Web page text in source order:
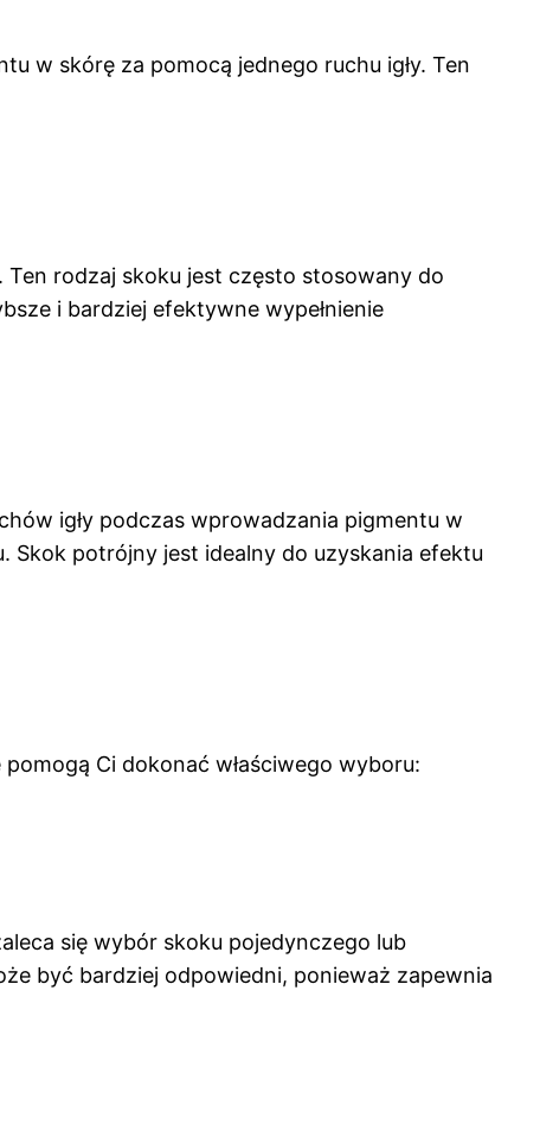
w skórę za pomocą jednego ruchu igły. Ten
rodzaj skoku jest często stosowany do
i bardziej efektywne wypełnienie
igły podczas wprowadzania pigmentu w
potrójny jest idealny do uzyskania efektu
Ci dokonać właściwego wyboru:
się wybór skoku pojedynczego lub
być bardziej odpowiedni, ponieważ zapewnia